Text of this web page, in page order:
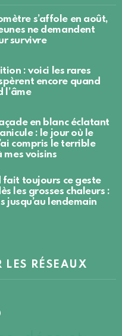
s’affole en août,
ne demandent
survivre
: voici les rares
encore quand
l’âme
en blanc éclatant
: le jour où le
compris le terrible
mes voisins
fait toujours ce geste
les grosses chaleurs :
jusqu’au lendemain
RÉSEAUX